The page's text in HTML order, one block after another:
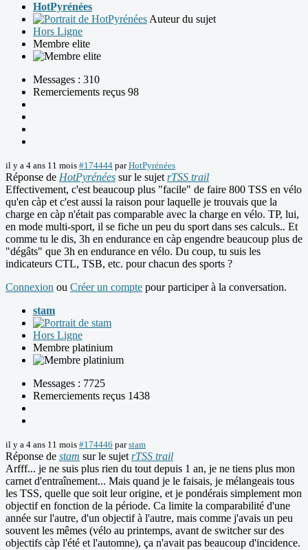
HotPyrénées
Auteur du sujet
Hors Ligne
Membre elite
Messages : 310
Remerciements reçus 98
il y a 4 ans 11 mois #174444 parHotPyrénées
Réponse de HotPyrénées sur le sujet rTSS trail
Effectivement, c'est beaucoup plus "facile" de faire 800 TSS en vélo
qu'en càp et c'est aussi la raison pour laquelle je trouvais que la
charge en càp n'était pas comparable avec la charge en vélo. TP, lui,
en mode multi-sport, il se fiche un peu du sport dans ses calculs.. Et
comme tu le dis, 3h en endurance en càp engendre beaucoup plus de
"dégâts" que 3h en endurance en vélo. Du coup, tu suis les
indicateurs CTL, TSB, etc. pour chacun des sports ?
Connexion ou Créer un compte pour participer à la conversation.
stam
Hors Ligne
Membre platinium
Messages : 7725
Remerciements reçus 1438
il y a 4 ans 11 mois #174446 parstam
Réponse de stam sur le sujet rTSS trail
Arfff... je ne suis plus rien du tout depuis 1 an, je ne tiens plus mon
carnet d'entraînement... Mais quand je le faisais, je mélangeais tous
les TSS, quelle que soit leur origine, et je pondérais simplement mon
objectif en fonction de la période. Ca limite la comparabilité d'une
année sur l'autre, d'un objectif à l'autre, mais comme j'avais un peu
souvent les mêmes (vélo au printemps, avant de switcher sur des
objectifs càp l'été et l'automne), ça n'avait pas beaucoup d'incidence.